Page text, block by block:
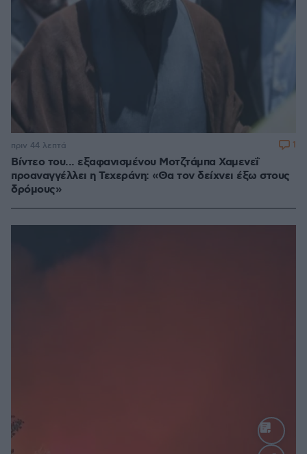
Βίντεο του... εξαφανισμένου Μοτζτάμπα Χαμενεΐ
προαναγγέλλει η Τεχεράνη: «Θα τον δείχνει έξω στους
δρόμους»
πριν 44 λεπτά 1